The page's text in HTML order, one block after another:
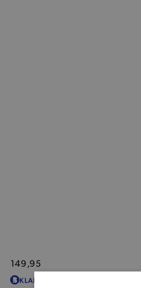
149,95
KLANTENKAARTKORTING